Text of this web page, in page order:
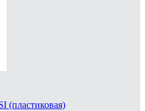
(пластиковая)